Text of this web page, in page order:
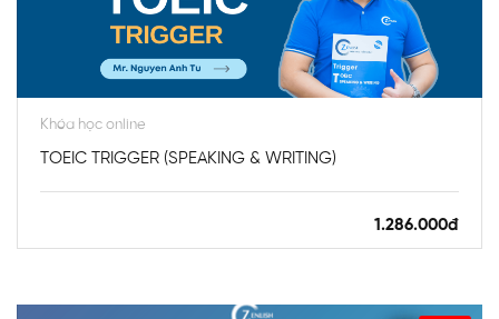
Khóa học online
TOEIC TRIGGER (SPEAKING & WRITING)
1.286.000đ